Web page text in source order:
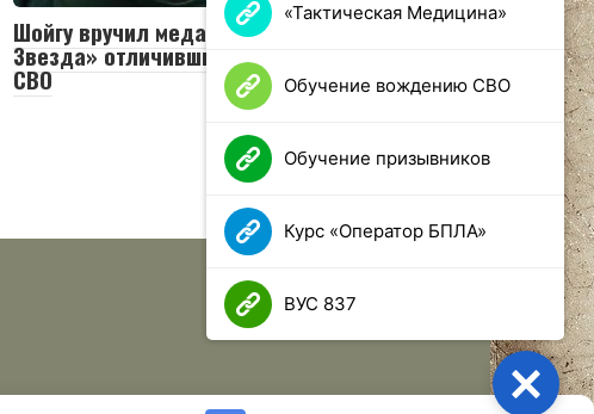
Шойгу вручил медали «Золотая
Звезда» отличившимся участникам
СВО
«Тактическая Медицина»
Обучение вождению СВО
Обучение призывников
Курс «Оператор БПЛА»
ВУС 837
Close